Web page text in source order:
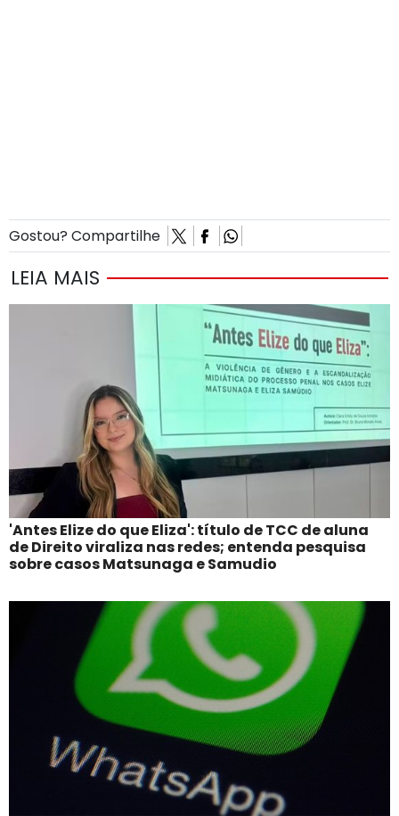
Gostou? Compartilhe
LEIA MAIS
'Antes Elize do que Eliza': título de TCC de aluna
de Direito viraliza nas redes; entenda pesquisa
sobre casos Matsunaga e Samudio